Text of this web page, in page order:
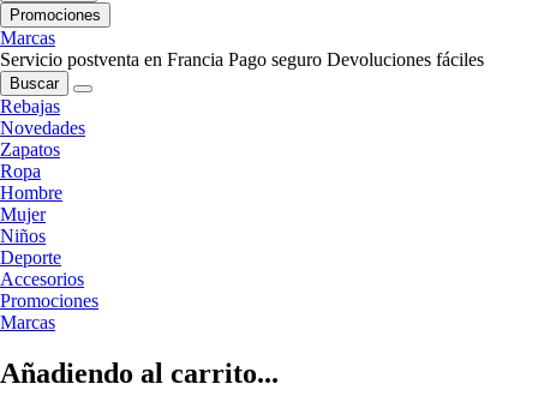
Promociones
Marcas
Servicio postventa en Francia Pago seguro Devoluciones fáciles
Buscar
Rebajas
Novedades
Zapatos
Ropa
Hombre
Mujer
Niños
Deporte
Accesorios
Promociones
Marcas
Añadiendo al carrito...